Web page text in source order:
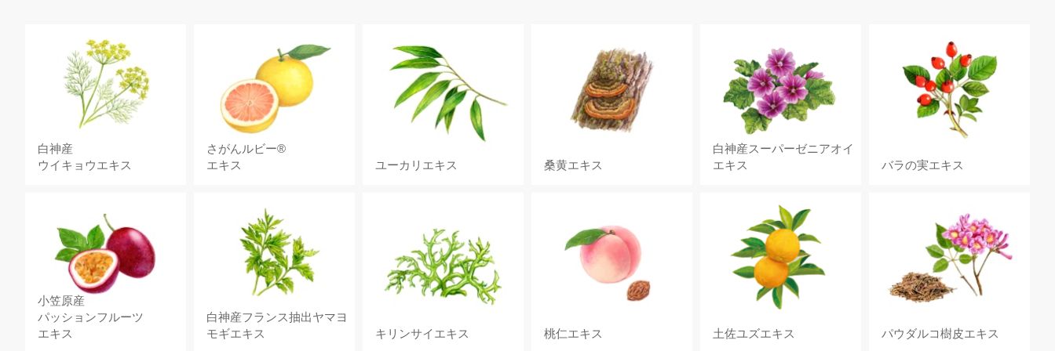
白神産
ウイキョウエキス
小笠原産
パッションフルーツ
エキス
さがんルビー®
エキス
白神産フランス抽出ヤマヨ
モギエキス
ユーカリエキス
キリンサイエキス
桑黄エキス
桃仁エキス
白神産スーパーゼニアオイ
エキス
土佐ユズエキス
バラの実エキス
パウダルコ樹皮エキス